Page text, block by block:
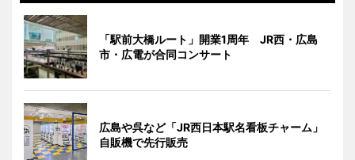
「駅前大橋ルート」開業1周年 JR西・広島
市・広電が合同コンサート
広島や呉など「JR西日本駅名看板チャーム」
自販機で先行販売